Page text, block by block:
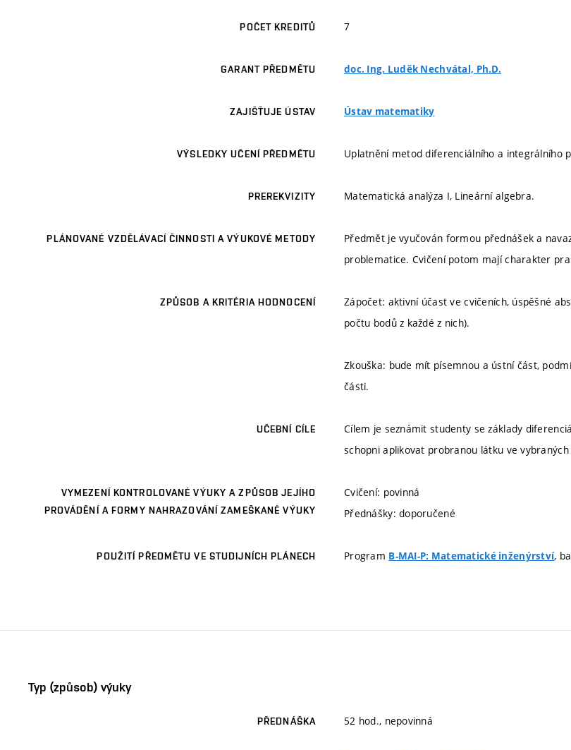
POČET KREDITŮ 7
GARANT PŘEDMĚTU doc. Ing. Luděk Nechvátal, Ph.D.
ZAJIŠŤUJE ÚSTAV Ústav matematiky
VÝSLEDKY UČENÍ PŘEDMĚTU Uplatnění metod diferenciálního a integrálního
PREREKVIZITY Matematická analýza I, Lineární algebra.
PLÁNOVANÉ VZDĚLÁVACÍ ČINNOSTI A VÝUKOVÉ METODY
Předmět je vyučován formou přednášek a
problematice. Cvičení potom mají charakter
ZPŮSOB A KRITÉRIA HODNOCENÍ
Zápočet: aktivní účast ve cvičeních, úspěšné
počtu bodů z každé z nich).
Zkouška: bude mít písemnou a ústní část,
části.
UČEBNÍ CÍLE
Cílem je seznámit studenty se základy
schopni aplikovat probranou látku ve
VYMEZENÍ KONTROLOVANÉ VÝUKY A ZPŮSOB JEJÍHO
PROVÁDĚNÍ A FORMY NAHRAZOVÁNÍ ZAMEŠKANÉ VÝUKY
Cvičení: povinná
Přednášky: doporučené
POUŽITÍ PŘEDMĚTU VE STUDIJNÍCH PLÁNECH Program B-MAI-P: Matematické inženýrství,
Typ (způsob) výuky
PŘEDNÁŠKA 52 hod., nepovinná